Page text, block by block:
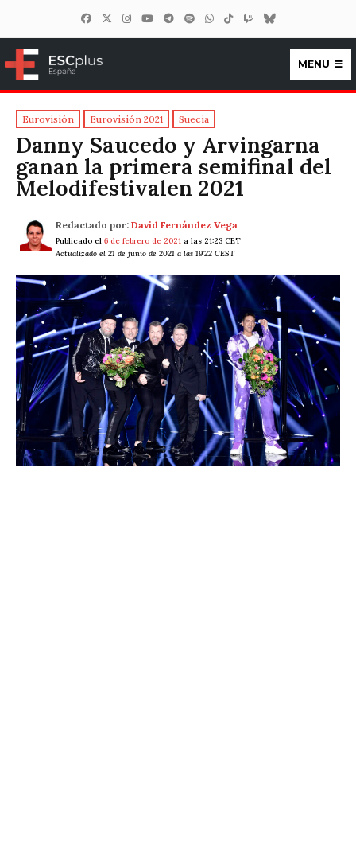
ESCplus España
MENU
Eurovisión Eurovisión 2021 Suecia
Danny Saucedo y Arvingarna
ganan la primera semifinal del
Melodifestivalen 2021
Redactado por: David Fernández Vega
Publicado el 6 de febrero de 2021 a las 21:23 CET
Actualizado el 21 de junio de 2021 a las 19:22 CEST